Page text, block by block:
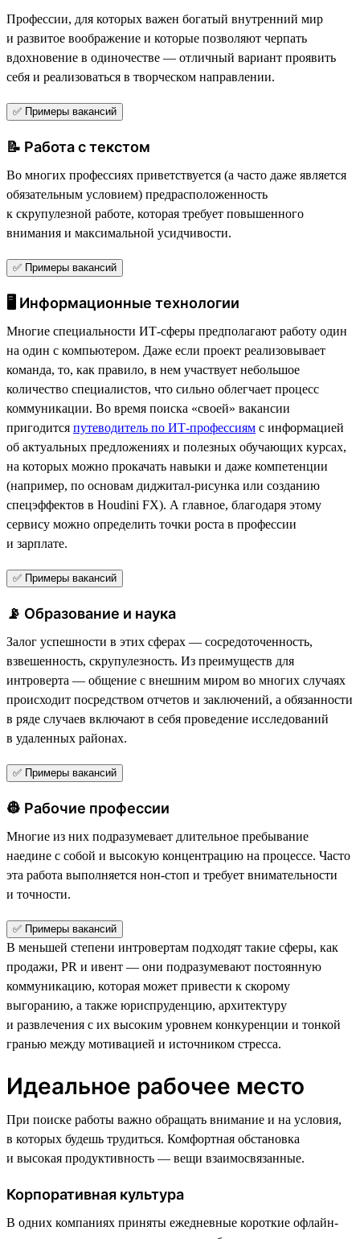
Профессии, для которых важен богатый внутренний мир
и развитое воображение и которые позволяют черпать
вдохновение в одиночестве — отличный вариант проявить
себя и реализоваться в творческом направлении.
✅ Примеры вакансий
📝 Работа с текстом
Во многих профессиях приветствуется (а часто даже является
обязательным условием) предрасположенность
к скрупулезной работе, которая требует повышенного
внимания и максимальной усидчивости.
✅ Примеры вакансий
🖥 Информационные технологии
Многие специальности ИТ-сферы предполагают работу один
на один с компьютером. Даже если проект реализовывает
команда, то, как правило, в нем участвует небольшое
количество специалистов, что сильно облегчает процесс
коммуникации. Во время поиска «своей» вакансии
пригодится путеводитель по ИТ-профессиям с информацией
об актуальных предложениях и полезных обучающих курсах,
на которых можно прокачать навыки и даже компетенции
(например, по основам диджитал-рисунка или созданию
спецэффектов в Houdini FX). А главное, благодаря этому
сервису можно определить точки роста в профессии
и зарплате.
✅ Примеры вакансий
📡 Образование и наука
Залог успешности в этих сферах — сосредоточенность,
взвешенность, скрупулезность. Из преимуществ для
интроверта — общение с внешним миром во многих случаях
происходит посредством отчетов и заключений, а обязанности
в ряде случаев включают в себя проведение исследований
в удаленных районах.
✅ Примеры вакансий
👷 Рабочие профессии
Многие из них подразумевает длительное пребывание
наедине с собой и высокую концентрацию на процессе. Часто
эта работа выполняется нон-стоп и требует внимательности
и точности.
✅ Примеры вакансий
В меньшей степени интровертам подходят такие сферы, как
продажи, PR и ивент — они подразумевают постоянную
коммуникацию, которая может привести к скорому
выгоранию, а также юриспруденцию, архитектуру
и развлечения с их высоким уровнем конкуренции и тонкой
гранью между мотивацией и источником стресса.
Идеальное рабочее место
При поиске работы важно обращать внимание и на условия,
в которых будешь трудиться. Комфортная обстановка
и высокая продуктивность — вещи взаимосвязанные.
Корпоративная культура
В одних компаниях приняты ежедневные короткие офлайн-